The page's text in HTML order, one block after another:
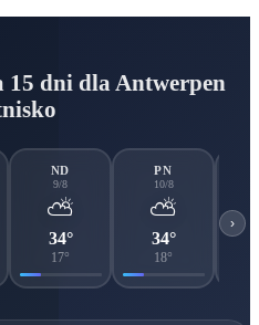
15 dni dla Antwerpen
ND
9/8
⛅
34°
17°
PN
10/8
⛅
34°
18°
›